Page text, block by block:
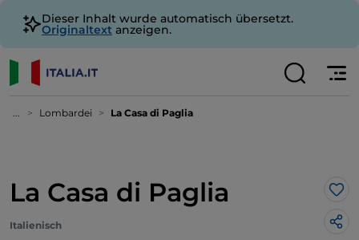
Dieser Inhalt wurde automatisch übersetzt.
Originaltext anzeigen.
... Lombardei La Casa di Paglia
La Casa di Paglia
Italienisch